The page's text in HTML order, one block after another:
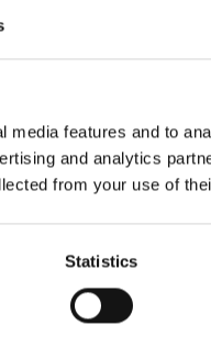
features and to
and analytics
from your use of
Statistics